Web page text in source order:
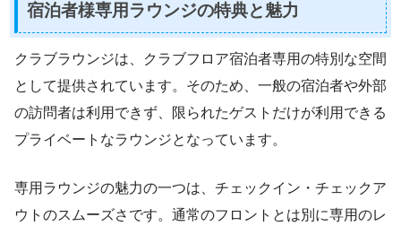
宿泊者様専用ラウンジの特典と魅力
クラブラウンジは、クラブフロア宿泊者専用の特別な空間
として提供されています。そのため、一般の宿泊者や外部
の訪問者は利用できず、限られたゲストだけが利用できる
プライベートなラウンジとなっています。
専用ラウンジの魅力の一つは、チェックイン・チェックア
ウトのスムーズさです。通常のフロントとは別に専用のレ